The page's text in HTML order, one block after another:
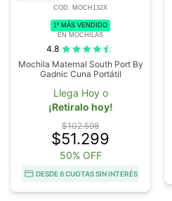
COD. MOCH132X
1º MÁS VENDIDO
EN MOCHILAS
4.8
Mochila Maternal South Port By
Gadnic Cuna Portátil
Llega Hoy o
¡Retiralo hoy!
$102.598
$51.299
50% OFF
DESDE 6 CUOTAS SIN INTERÉS